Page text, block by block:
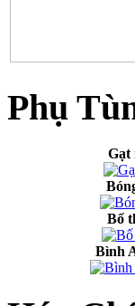
Phụ
Gạt
Bố
Bình